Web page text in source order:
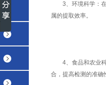
3、环境科学：在
属的提取效率。
4、食品和农业科
合，提高检测的准确